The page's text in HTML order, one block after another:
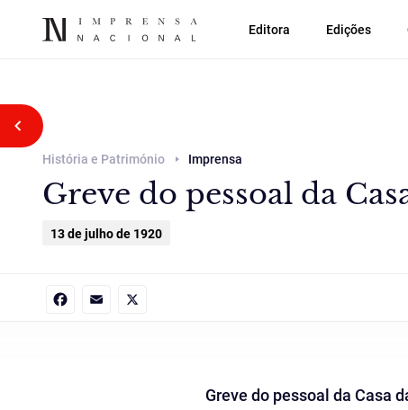
Editora Edições
Voltar atrás
História e Património Imprensa
Greve do pessoal da
13 de julho de 1920
Greve do pessoal da Casa